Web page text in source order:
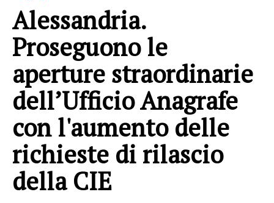
Alessandria.
Proseguono le
aperture straordinarie
dell’Ufficio Anagrafe
con l'aumento delle
richieste di rilascio
della CIE